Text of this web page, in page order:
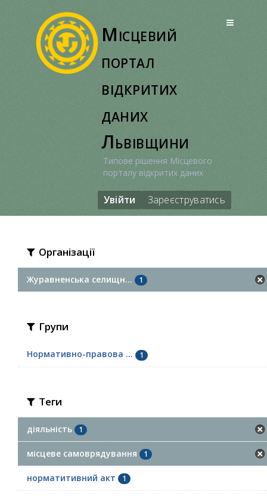
Місцевий
портал
відкритих
даних
Львівщини
Типове рішення Місцевого
порталу відкритих даних
Увійти Зареєструватись
Організації
Журавненська селищн... 1
Групи
Нормативно-правова ... 1
Теги
діяльність 1
місцеве самоврядування 1
норматитивний акт 1